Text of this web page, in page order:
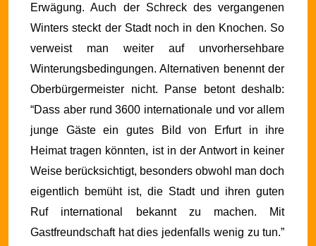
Erwägung. Auch der Schreck des vergangenen
Winters steckt der Stadt noch in den Knochen. So
verweist man weiter auf unvorhersehbare
Winterungsbedingungen. Alternativen benennt der
Oberbürgermeister nicht.
Panse betont deshalb:
“Dass aber rund 3600 internationale und vor allem
junge Gäste ein gutes Bild von Erfurt in ihre
Heimat tragen könnten, ist in der Antwort in keiner
Weise berücksichtigt, besonders obwohl man doch
eigentlich bemüht ist, die Stadt und ihren guten
Ruf international bekannt zu machen. Mit
Gastfreundschaft hat dies jedenfalls wenig zu tun.”